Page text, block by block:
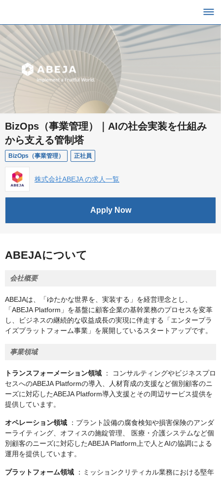
BizOps（事業管理）｜AIの社会実装を仕組み
から支える管制塔
BizOps（事業管理） 正社員
株式会社ABEJA の求人一覧
Apply Now
ABEJAについて
会社概要
ABEJAは、「ゆたかな世界を、実装する」を経営理念とし、
「ABEJA Platform」を基盤に顧客企業の基幹業務のプロセスを変革
し、ビジネスの継続的な収益成長の実現に伴走する「エンタープラ
イズプラットフォーム事業」を展開しているスタートアップです。
事業領域
トランスフォーメーション領域 ： コンサルティングやビジネスプロ
セスへのABEJA Platformの導入、人材育成の支援など個別顧客のニ
ーズに対応したABEJA Platform導入支援とその周辺サービス提供を
提供しています。
オペレーション領域 ：プラント設備の腐食検知や損害保険のアンダ
ーライティング、オフィスの施錠管理、 医療・介護システムなど個
別顧客のニーズに対応したABEJA Platform上で人とAIの協調による
運用を提供しています。
プラットフォーム領域 ：ミッションクリティカル業務における堅年